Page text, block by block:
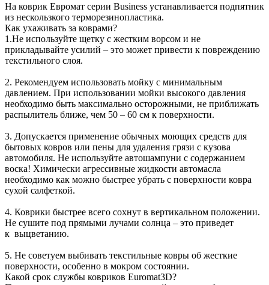
На коврик Евромат серии Business устанавливается подпятник
из нескользкого терморезинопластика.
Как ухаживать за коврами?
1.Не используйте щетку с жестким ворсом и не
прикладывайте усилий – это может привести к повреждению
текстильного слоя.
2. Рекомендуем использовать мойку с минимальным
давлением. При использовании мойки высокого давления
необходимо быть максимально осторожными, не приближать
распылитель ближе, чем 50 – 60 см к поверхности.
3. Допускается применение обычных моющих средств для
бытовых ковров или пены для удаления грязи с кузова
автомобиля. Не используйте автошампуни с содержанием
воска! Химически агрессивные жидкости автомасла
необходимо как можно быстрее убрать с поверхности ковра
сухой салфеткой.
4. Коврики быстрее всего сохнут в вертикальном положении.
Не сушите под прямыми лучами солнца – это приведет
к выцветанию.
5. Не советуем выбивать текстильные ковры об жесткие
поверхности, особенно в мокром состоянии.
Какой срок службы ковриков Euromat3D?